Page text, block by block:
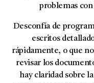
problemas
Desconfía de
escritos
rápidamente, o que
revisar los
hay claridad sobre